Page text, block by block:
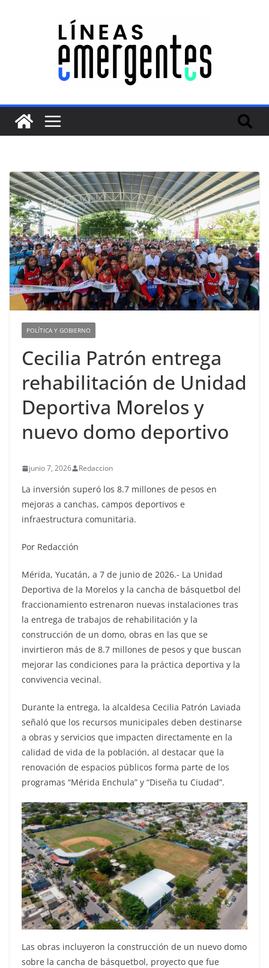
POLÍTICA Y GOBIERNO
Cecilia Patrón entrega
rehabilitación de Unidad
Deportiva Morelos y
nuevo domo deportivo
junio 7, 2026 Redaccion
La inversión superó los 8.7 millones de pesos en
mejoras a canchas, campos deportivos e
infraestructura comunitaria.
Por Redacción
Mérida, Yucatán, a 7 de junio de 2026.- La Unidad
Deportiva de la Morelos y la cancha de básquetbol del
fraccionamiento estrenaron nuevas instalaciones tras
la entrega de trabajos de rehabilitación y la
construcción de un domo, obras en las que se
invirtieron más de 8.7 millones de pesos y que buscan
mejorar las condiciones para la práctica deportiva y la
convivencia vecinal.
Durante la entrega, la alcaldesa Cecilia Patrón Laviada
señaló que los recursos municipales deben destinarse
a obras y servicios que impacten directamente en la
calidad de vida de la población, al destacar que la
renovación de espacios públicos forma parte de los
programas “Mérida Enchula” y “Diseña tu Ciudad”.
Las obras incluyeron la construcción de un nuevo domo
sobre la cancha de básquetbol, proyecto que fue